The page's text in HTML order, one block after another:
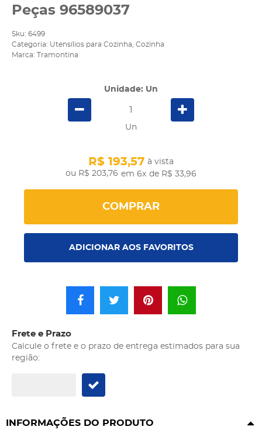
Peças 96589037
Sku: 6499
Categoria: Utensílios para Cozinha Cozinha
Marca:
Tramontina
Unidade: Un
Un
R$ 203,76
R$ 193,57 à vista
em 6x de R$ 33,96
COMPRAR
ADICIONAR AOS FAVORITOS
Frete e Prazo
Calcule o frete e o prazo de entrega estimados para sua
região:
INFORMAÇÕES DO PRODUTO